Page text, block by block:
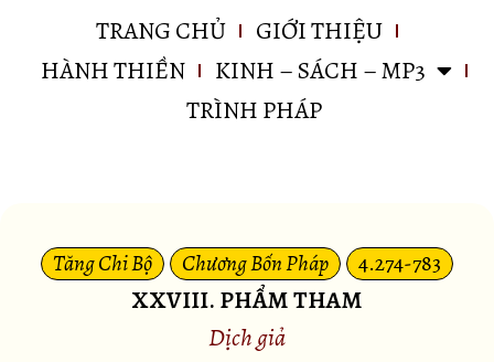
TRANG CHỦ
GIỚI THIỆU
HÀNH THIỀN
KINH – SÁCH – MP3
TRÌNH PHÁP
Tăng Chi Bộ Chương Bốn Pháp 4.274-783
XXVIII. PHẨM THAM
Dịch giả